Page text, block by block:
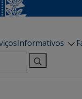
Informativos